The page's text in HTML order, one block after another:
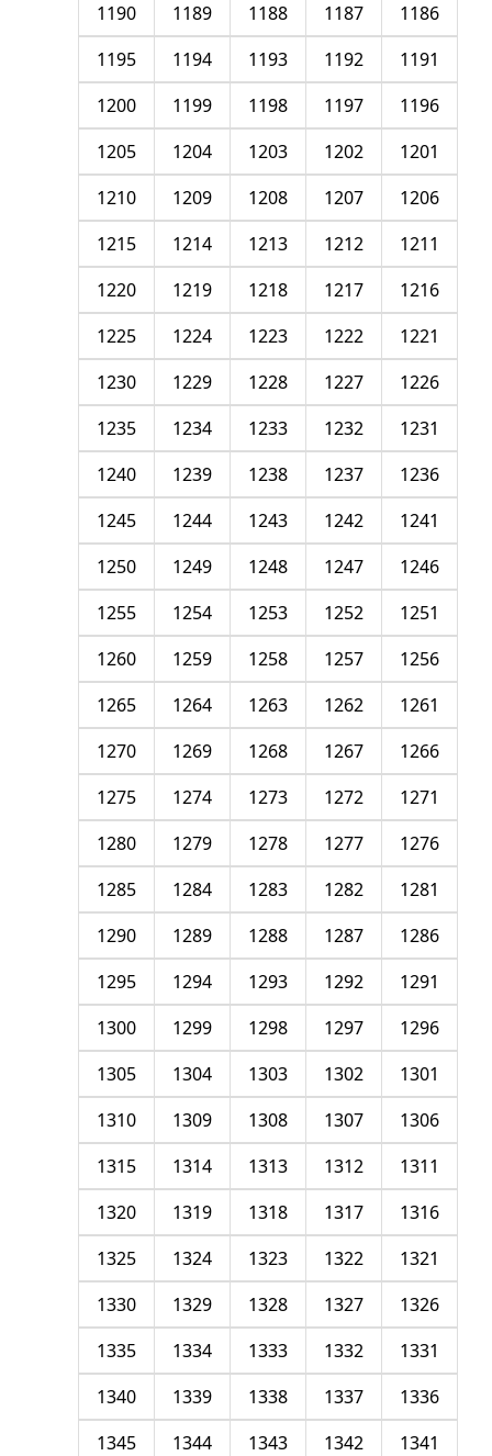
1186
1187
1188
1189
1190
1191
1192
1193
1194
1195
1196
1197
1198
1199
1200
1201
1202
1203
1204
1205
1206
1207
1208
1209
1210
1211
1212
1213
1214
1215
1216
1217
1218
1219
1220
1221
1222
1223
1224
1225
1226
1227
1228
1229
1230
1231
1232
1233
1234
1235
1236
1237
1238
1239
1240
1241
1242
1243
1244
1245
1246
1247
1248
1249
1250
1251
1252
1253
1254
1255
1256
1257
1258
1259
1260
1261
1262
1263
1264
1265
1266
1267
1268
1269
1270
1271
1272
1273
1274
1275
1276
1277
1278
1279
1280
1281
1282
1283
1284
1285
1286
1287
1288
1289
1290
1291
1292
1293
1294
1295
1296
1297
1298
1299
1300
1301
1302
1303
1304
1305
1306
1307
1308
1309
1310
1311
1312
1313
1314
1315
1316
1317
1318
1319
1320
1321
1322
1323
1324
1325
1326
1327
1328
1329
1330
1331
1332
1333
1334
1335
1336
1337
1338
1339
1340
1341
1342
1343
1344
1345